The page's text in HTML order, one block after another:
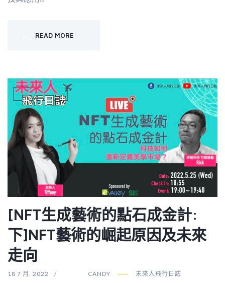
READ MORE
[NFT生成藝術的點石成金計:
下]NFT藝術的崛起原因及未來
走向
18 7 月, 2022 CANDY 未來人飛行日誌